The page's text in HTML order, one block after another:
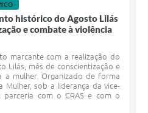
histórico do Agosto Lilás
e combate à violência
marcante com a realização do
Lilás, mês de conscientização e
a mulher. Organizado de forma
Mulher, sob a liderança da vice-
com o CRAS e com o